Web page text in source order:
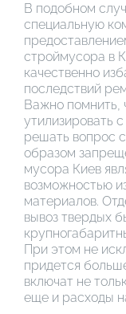
В подобном
специальную
строймусора в
качественно
последствий
Важно помнить,
утилизировать
решать вопрос
образом
мусора Киев
возможностью
материалов.
вывоз твердых
При этом не
придется
включат не
еще и расходы